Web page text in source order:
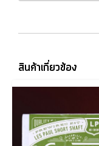
สินค้าเกี่ยวข้อง